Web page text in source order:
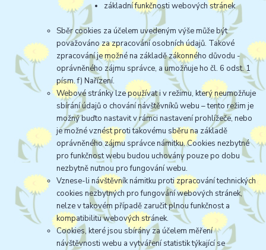
základní funkčnosti webových stránek
Sběr cookies za účelem uvedeným výše může být
považováno za zpracování osobních údajů. Takové
zpracování je možné na základě zákonného důvodu -
oprávněného zájmu správce, a umožňuje ho čl. 6 odst. 1
písm. f) Nařízení.
Webové stránky lze používat i v režimu, který neumožňuje
sbírání údajů o chování návštěvníků webu – tento režim je
možný buďto nastavit v rámci nastavení prohlížeče, nebo
je možné vznést proti takovému sběru na základě
oprávněného zájmu správce námitku. Cookies nezbytné
pro funkčnost webu budou uchovány pouze po dobu
nezbytně nutnou pro fungování webu.
Vznese-li návštěvník námitku proti zpracování technických
cookies nezbytných pro fungování webových stránek,
nelze v takovém případě zaručit plnou funkčnost a
kompatibilitu webových stránek.
Cookies, které jsou sbírány za účelem měření
návštěvnosti webu a vytváření statistik týkající se